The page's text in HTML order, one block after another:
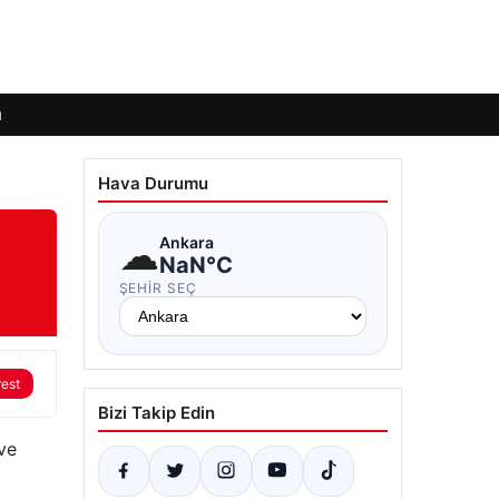
Hava Durumu
☁Ankara
NaN°C
ŞEHIR SEÇ
Bizi Takip Edin